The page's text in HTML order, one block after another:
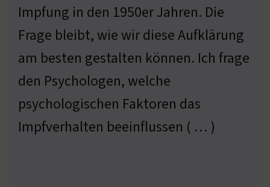
Impfung in den 1950er Jahren. Die
Frage bleibt, wie wir diese Aufklärung
am besten gestalten können. Ich frage
den Psychologen, welche
psychologischen Faktoren das
Impfverhalten beeinflussen ( … )